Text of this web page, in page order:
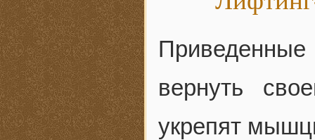
вернуть
укрепят